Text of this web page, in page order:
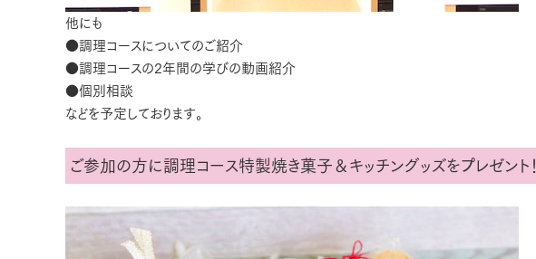
他にも
●調理コースについてのご紹介
●調理コースの2年間の学びの動画紹介
●個別相談
などを予定しております。
ご参加の方に調理コース特製焼き菓子＆キッチングッズをプレゼント！